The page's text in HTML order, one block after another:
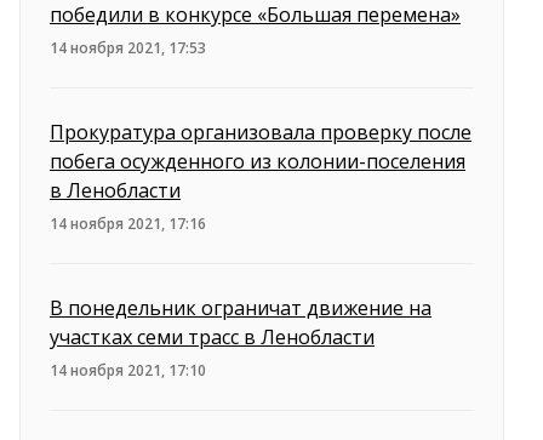
победили в конкурсе «Большая перемена»
14 ноября 2021, 17:53
Прокуратура организовала проверку после
побега осужденного из колонии-поселения
в Ленобласти
14 ноября 2021, 17:16
В понедельник ограничат движение на
участках семи трасс в Ленобласти
14 ноября 2021, 17:10